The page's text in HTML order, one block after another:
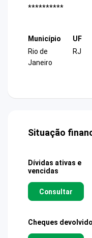
**********
Município
Rio de
Janeiro
UF
RJ
Situação
Dívidas ativas e
vencidas
Consultar
Cheques